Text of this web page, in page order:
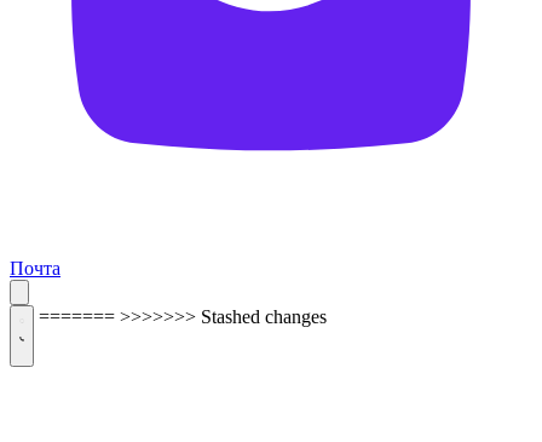
Почта
======= >>>>>>> Stashed changes